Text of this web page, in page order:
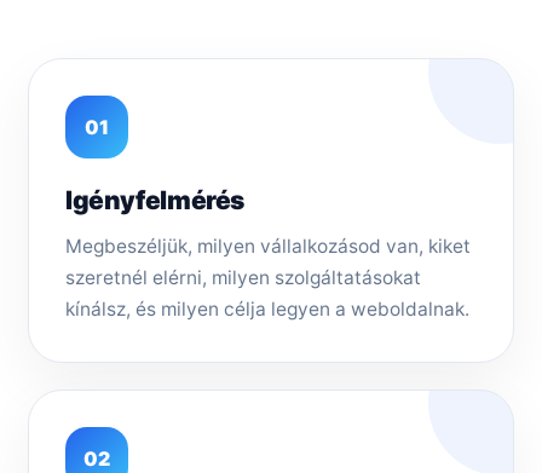
01
Igényfelmérés
Megbeszéljük, milyen vállalkozásod van, kiket
szeretnél elérni, milyen szolgáltatásokat
kínálsz, és milyen célja legyen a weboldalnak.
02